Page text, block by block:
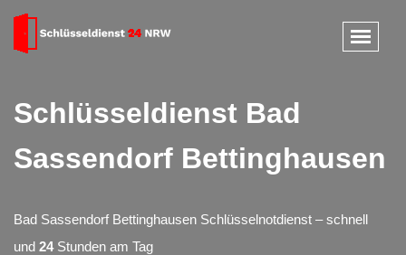
Schlüsseldienst Bad
Sassendorf Bettinghausen
Bad Sassendorf Bettinghausen Schlüsselnotdienst – schnell
und 24Stunden am Tag